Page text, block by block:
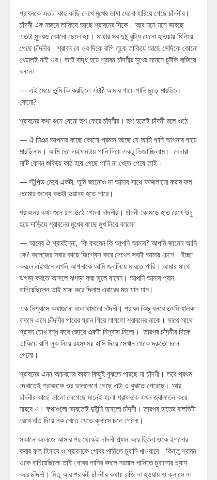
শ্রাবনকে এতটা কাছাকাছি দেখে মুখের ভাষা যেনো হারিয়ে গেছে চাঁদনীর।
চাঁদনী এক নজরে তাকিয়ে আছে শ্রাবনের দিকে। আর মনে মনে ভাবছে
এতটা সুন্দরও কোনো ছেলে হয়। মাথার সব দুষ্টু বুদ্ধি যেনো হাওয়ায় মিলিয়ে
গেছে চাঁদনীর। শ্রাবন যে ওর দিকে রাগি লুকে তাকিয়ে আছে সেদিকে কোনো
খেয়ালই নাই ওর। তাই বাদ্ধ হয়ে শ্রাবন চাঁদনীর মুখের সামনে চুটকি বাজিয়ে
বললো
— এই মেয়ে তুমি কি করছিলে এটা? আমার গায়ে পানি ছুড়ে মারছিলে
কেনো?
শ্রাবনের কথা শুনে যেনো হুশ ফেরে চাঁদনীর। হুশ হতেই চাঁদনী বলে ওঠে
— ঐ মিঞা আপনার কাছে কোনো প্রমান আছে যে আমি পানি আপনার গায়ে
মারছিলাম। আমি তো এইখানটায় পানি দিয়ে একটু ভিজাচ্ছিলাম। বেচারা
মাটি কেমন শুকিয়ে কাঠ হয়ে গেছে পানি না খেতে পেয়ে তাই।
— স্টুপিড মেয়ে একটা, তুমি জানোও না আমার সাথে ফাজলামো করার ফল
তোমার জন্যে কতটা ভয়াবহ হতে পারে।
শ্রাবনের কথা শুনে রাগ উঠে গেলো চাঁদনীর। চাঁদনী কোমড়ে হাত রেখে উচু
হয়ে দাড়িয়ে শ্রাবনের মুখের কাছে মুখ নিয়ে বললো
— আব্বে ঐ শ্রাবইন্না, কি করবেন কি আপনি আমার? আপনি জানেন আমি
কে? কলেজের সবার কাছে জিগ্যেস করে দেখেন সবাই আমায় চেনে। ইচ্ছা
করলে এইখানে এখনি আপনাকে আমি জ্বালিয়ে মারতে পারি। আমার সাথে
ঝগড়া করতে আসলে ঝগড়া করা ভুলে যাবেন। আপনি আমার প্রান
বাচিয়েছিলেন তাই মাফ করে দিলাম এবারের মত যান যান।
এক নিশ্বাসে কথাগুলো বলে থামলো চাঁদনী। শ্রাবন কিছু বলবে তখনি হালকা
বাতাস এসে চাঁদনীর গায়ের ঘ্রান গিয়ে লাগলো শ্রাবনের নাকে। সাথে সাথে
শ্রাবন চোখ বন্ধ করে জোরে একটা নিশ্বাস নিলো। তারপর চাঁদনীর দিকে
তাকিয়ে রাগি লুক নিয়ে রহস্যময় হাসি দিয়ে সেখান থেকে দ্রুতো চলে
গেলো।
শ্রাবনের এমন আচরনের কারন কিছুই বুঝতে পারছে না চাঁদনী। তবে প্রথম
দেখাতেই শ্রাবনকে ওর ভাললেগে গেছে এটা ও বুঝতে পেরেছে। আর
চাঁদনীর কাছে ভালো লেগেছে মানেই হলো শ্রাবনকে এখন জ্বালাতন করে
মারবে ও। কথাগুলো ভাবতেই দুষ্টুমি হাসলো চাঁদনী। তারপর হাতের বালতিটা
রেখে দাঁত দিয়ে নক খেতে খেতে ক্লাসে চলে গেলো।
সকালে কলেজে আসার পর থেকেই চাঁদনী প্ল্যান করে ছিলো ওকে ইগনোর
করার ফল হিসাবে ও শ্রাবনকে গোবর পানিতে চুবানি খাওয়াবে। কিন্তু শ্রাবন
ওকে বাচিয়েছিলো তাই গোবর পানির বদলে নরমাল পানিতে চুবানোর প্ল্যান
করে চাঁদনী। মিতু আর শ্রাবনী চাঁদনীর কথায় রাজি না হওয়ায় ও ক্লাসে না